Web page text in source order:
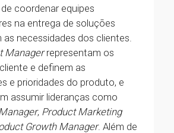
coordenar equipes
na entrega de soluções
as necessidades dos clientes.
Managerrepresentam os
e definem as
e prioridades do produto, e
assumir lideranças como
, Product Marketing
Growth Manager. Além de